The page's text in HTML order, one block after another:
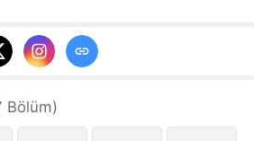
rakiplerini ve kendi ailesinin
sadece gücünü değil,
desteği ve bu fırtınalı
Bölüm)